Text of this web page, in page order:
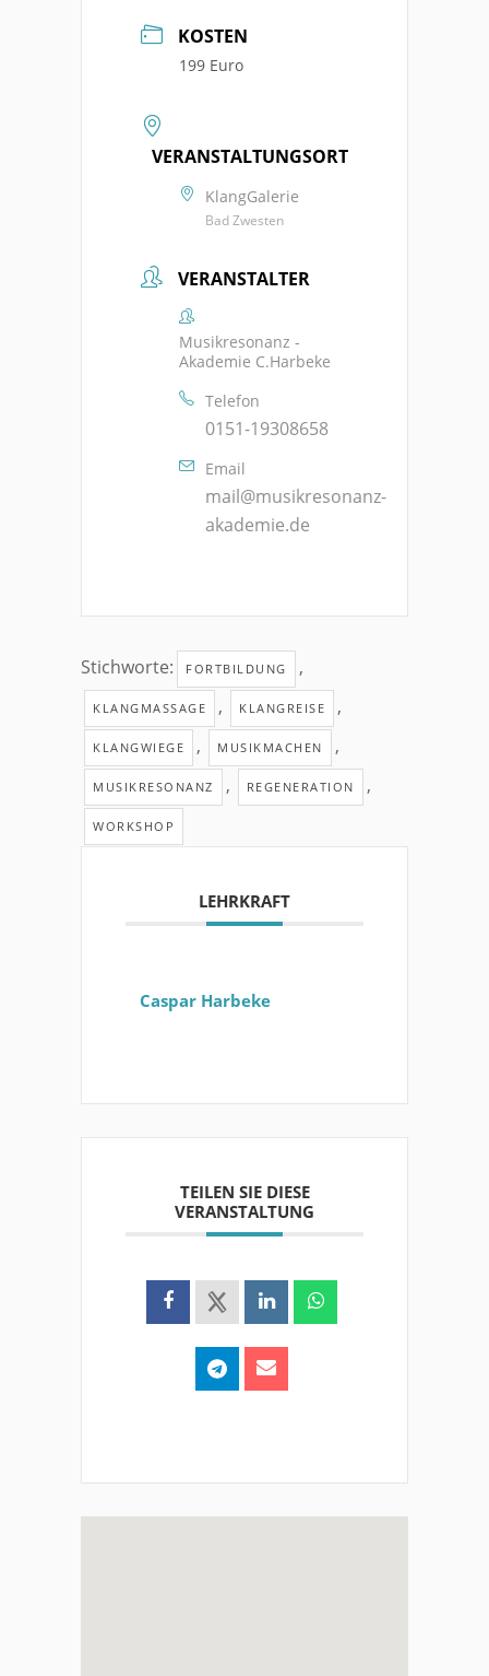
KOSTEN
199 Euro
VERANSTALTUNGSORT
KlangGalerie
Bad Zwesten
VERANSTALTER
Musikresonanz -
Akademie C.Harbeke
Telefon
0151-19308658
Email
mail@musikresonanz-
akademie.de
Stichworte: FORTBILDUNG ,
KLANGMASSAGE , KLANGREISE ,
KLANGWIEGE , MUSIKMACHEN ,
MUSIKRESONANZ , REGENERATION ,
WORKSHOP
LEHRKRAFT
Caspar Harbeke
TEILEN SIE DIESE
VERANSTALTUNG